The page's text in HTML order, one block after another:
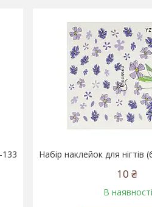
133 Набір наклейок для нігтів
10 ₴
В наявності